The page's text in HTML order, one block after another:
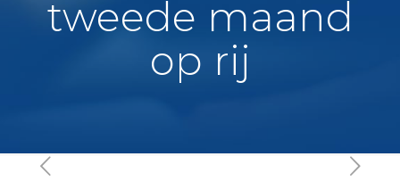
tweede maand
op rij